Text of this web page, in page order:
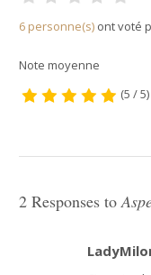
6 personne(s) ont voté
Note moyenne
(5 / 5)
2 Responses to